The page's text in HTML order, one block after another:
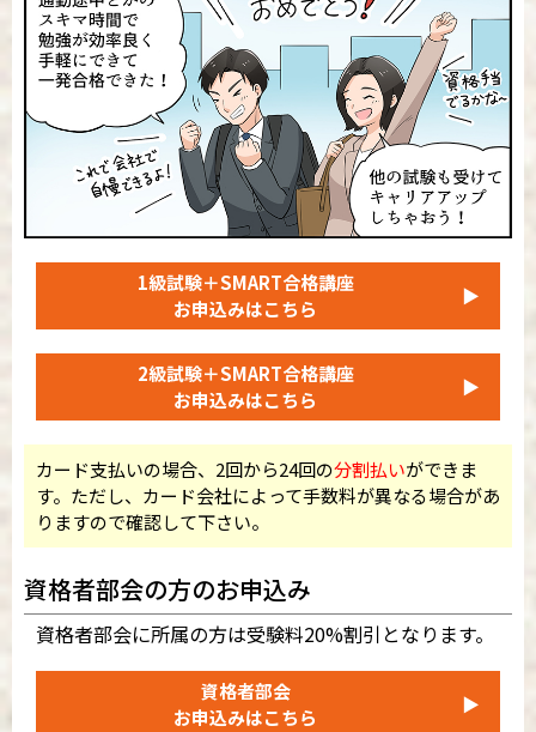
1級試験＋SMART合格講座
お申込みはこちら
▶
2級試験＋SMART合格講座
お申込みはこちら
▶
カード支払いの場合、2回から24回の分割払いができま
す。ただし、カード会社によって手数料が異なる場合があ
りますので確認して下さい。
資格者部会の方のお申込み
資格者部会に所属の方は受験料20%割引となります。
資格者部会
お申込みはこちら
▶